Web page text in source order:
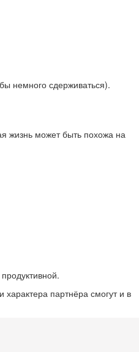
немного сдерживаться).
жизнь может быть похожа на
партнёра смогут и в